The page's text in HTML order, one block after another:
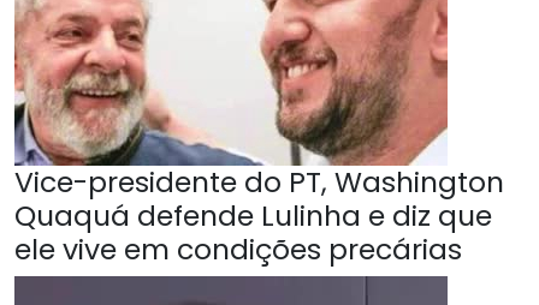
Vice-presidente do PT, Washington
Quaquá defende Lulinha e diz que
ele vive em condições precárias